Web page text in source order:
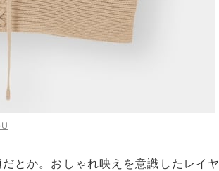
とか。おしゃれ映えを意識したレイヤ